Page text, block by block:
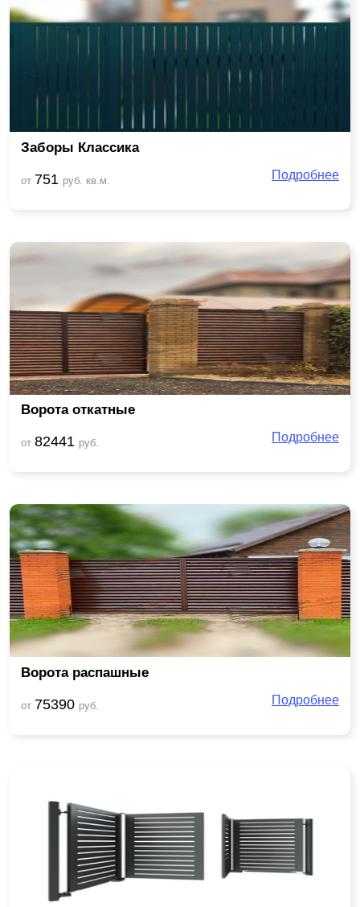
Заборы Классика
от 751 руб. кв.м. Подробнее
Ворота откатные
от 82441 руб. Подробнее
Ворота распашные
от 75390 руб. Подробнее